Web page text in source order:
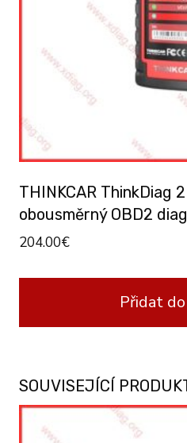
THINKCAR ThinkDiag
obousměrný OBD2
204.00€
Přidat
SOUVISEJÍCÍ